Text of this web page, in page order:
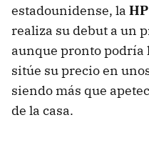
estadounidense, la
realiza su debut a un
aunque pronto podría
sitúe su precio en
siendo más que
de la casa.